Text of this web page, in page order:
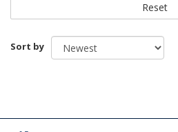
Reset
Sort by